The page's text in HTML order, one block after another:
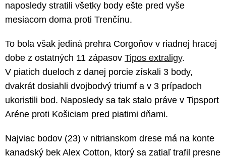
naposledy stratili všetky body ešte pred vyše
mesiacom doma proti Trenčínu.
To bola však jediná prehra Corgoňov v riadnej hracej
dobe z ostatných 11 zápasov Tipos extraligy.
V piatich dueloch z danej porcie získali 3 body,
dvakrát dosiahli dvojbodvý triumf a v 3 prípadoch
ukoristili bod. Naposledy sa tak stalo práve v Tipsport
Aréne proti Košiciam pred piatimi dňami.
Najviac bodov (23) v nitrianskom drese má na konte
kanadský bek Alex Cotton, ktorý sa zatiaľ trafil presne